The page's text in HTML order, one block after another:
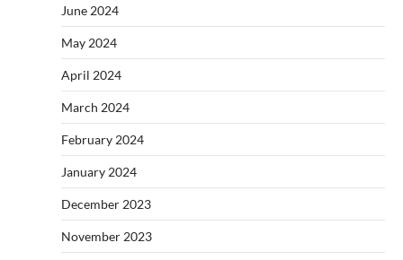
June 2024
May 2024
April 2024
March 2024
February 2024
January 2024
December 2023
November 2023